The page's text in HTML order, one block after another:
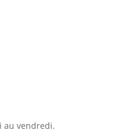
au vendredi.